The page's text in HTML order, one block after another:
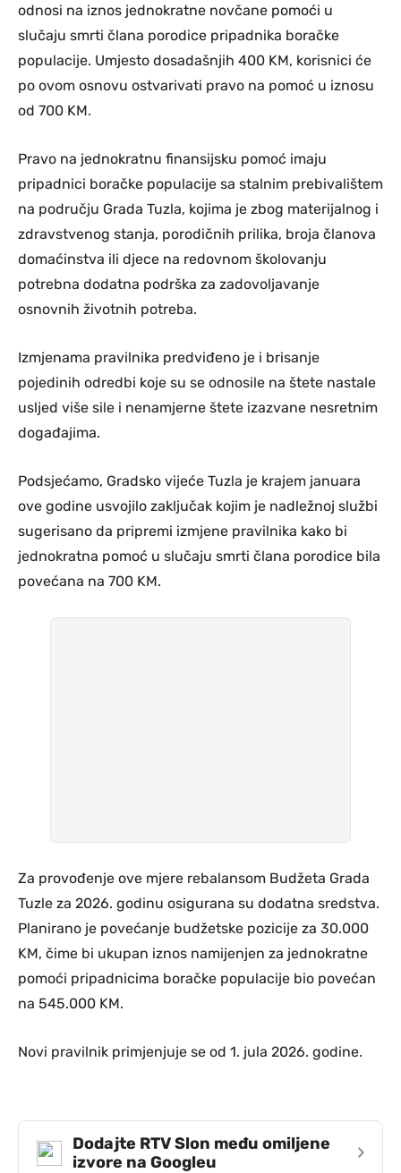
odnosi na iznos jednokratne novčane pomoći u
slučaju smrti člana porodice pripadnika boračke
populacije. Umjesto dosadašnjih 400 KM, korisnici će
po ovom osnovu ostvarivati pravo na pomoć u iznosu
od 700 KM.
Pravo na jednokratnu finansijsku pomoć imaju
pripadnici boračke populacije sa stalnim prebivalištem
na području Grada Tuzla, kojima je zbog materijalnog i
zdravstvenog stanja, porodičnih prilika, broja članova
domaćinstva ili djece na redovnom školovanju
potrebna dodatna podrška za zadovoljavanje
osnovnih životnih potreba.
Izmjenama pravilnika predviđeno je i brisanje
pojedinih odredbi koje su se odnosile na štete nastale
usljed više sile i nenamjerne štete izazvane nesretnim
događajima.
Podsjećamo, Gradsko vijeće Tuzla je krajem januara
ove godine usvojilo zaključak kojim je nadležnoj službi
sugerisano da pripremi izmjene pravilnika kako bi
jednokratna pomoć u slučaju smrti člana porodice bila
povećana na 700 KM.
Za provođenje ove mjere rebalansom Budžeta Grada
Tuzle za 2026. godinu osigurana su dodatna sredstva.
Planirano je povećanje budžetske pozicije za 30.000
KM, čime bi ukupan iznos namijenjen za jednokratne
pomoći pripadnicima boračke populacije bio povećan
na 545.000 KM.
Novi pravilnik primjenjuje se od 1. jula 2026. godine.
Dodajte RTV Slon među omiljene
izvore na Googleu
›